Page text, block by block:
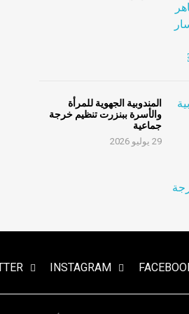
المندوبية الجهوية للمرأة
والأسرة ببنزرت تنظيم خرجة
جماعية
29 يوليو 2026
INSTAGRAM